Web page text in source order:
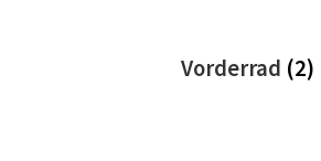
Vorderrad (2)